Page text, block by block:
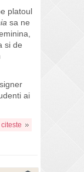
platoul
sa ne
si de
ai
citeste